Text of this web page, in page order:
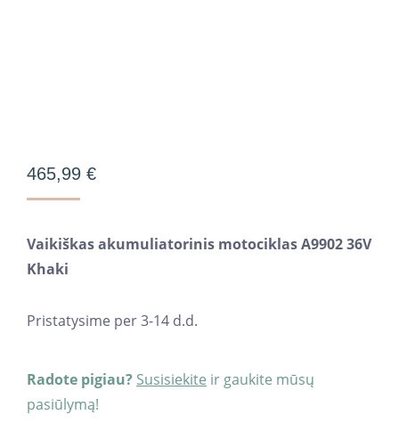
465,99 €
Vaikiškas akumuliatorinis motociklas A9902 36V
Khaki
Pristatysime per 3-14 d.d.
Radote pigiau? Susisiekite ir gaukite mūsų
pasiūlymą!